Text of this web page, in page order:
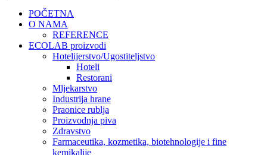
POČETNA
O NAMA
REFERENCE
ECOLAB proizvodi
Hotelijerstvo/Ugostiteljstvo
Hoteli
Restorani
Mljekarstvo
Industrija hrane
Praonice rublja
Proizvodnja piva
Zdravstvo
Farmaceutika, kozmetika, biotehnologije i fine
kemikalije